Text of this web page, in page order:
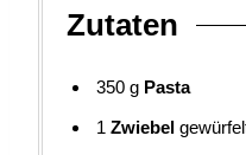
Zutaten
350 g Pasta
1 Zwiebel